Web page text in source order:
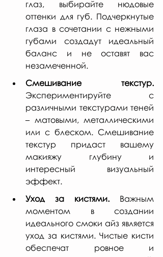
глаз, выбирайте нюдовые
оттенки для губ. Подчеркнутые
глаза в сочетании с нежными
губами создадут идеальный
баланс и не оставят вас
незамеченной.
Смешивание текстур.
Экспериментируйте с
различными текстурами теней
– матовыми, металлическими
или с блеском. Смешивание
текстур придаст вашему
макияжу глубину и
интересный визуальный
эффект.
Уход за кистями. Важным
моментом в создании
идеального смоки айз является
уход за кистями. Чистые кисти
обеспечат ровное и